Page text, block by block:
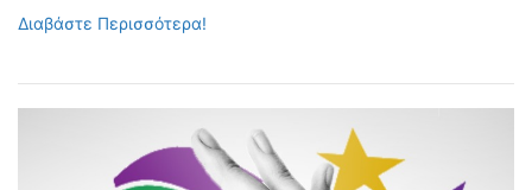
Διαβάστε Περισσότερα!